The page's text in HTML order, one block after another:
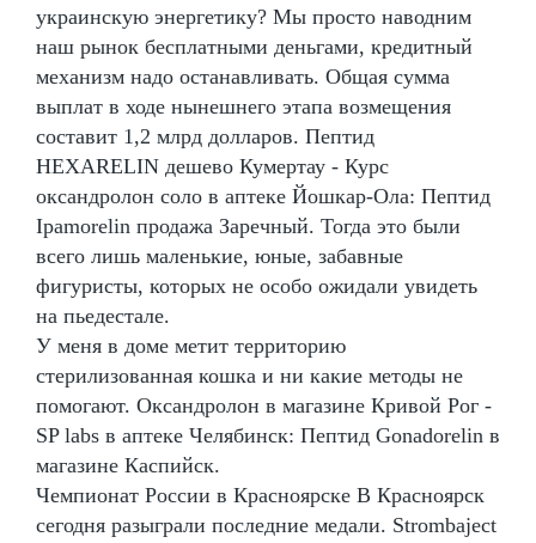
украинскую энергетику? Мы просто наводним
наш рынок бесплатными деньгами, кредитный
механизм надо останавливать. Общая сумма
выплат в ходе нынешнего этапа возмещения
составит 1,2 млрд долларов. Пептид
HEXARELIN дешево Кумертау - Курс
оксандролон соло в аптеке Йошкар-Ола: Пептид
Ipamorelin продажа Заречный. Тогда это были
всего лишь маленькие, юные, забавные
фигуристы, которых не особо ожидали увидеть
на пьедестале.
У меня в доме метит территорию
стерилизованная кошка и ни какие методы не
помогают. Оксандролон в магазине Кривой Рог -
SP labs в аптеке Челябинск: Пептид Gonadorelin в
магазине Каспийск.
Чемпионат России в Красноярске В Красноярск
сегодня разыграли последние медали. Strombaject